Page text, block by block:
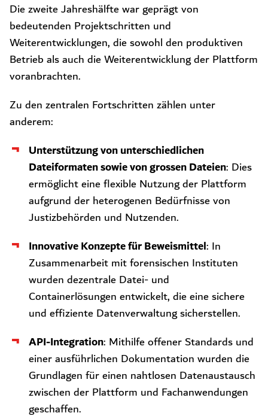
Die zweite Jahreshälfte war geprägt von
bedeutenden Projektschritten und
Weiterentwicklungen, die sowohl den produktiven
Betrieb als auch die Weiterentwicklung der Plattform
voranbrachten.
Zu den zentralen Fortschritten zählen unter
anderem:
Unterstützung von unterschiedlichen
Dateiformaten sowie von grossen Dateien: Dies
ermöglicht eine flexible Nutzung der Plattform
aufgrund der heterogenen Bedürfnisse von
Justizbehörden und Nutzenden.
Innovative Konzepte für Beweismittel: In
Zusammenarbeit mit forensischen Instituten
wurden dezentrale Datei- und
Containerlösungen entwickelt, die eine sichere
und effiziente Datenverwaltung sicherstellen.
API-Integration: Mithilfe offener Standards und
einer ausführlichen Dokumentation wurden die
Grundlagen für einen nahtlosen Datenaustausch
zwischen der Plattform und Fachanwendungen
geschaffen.